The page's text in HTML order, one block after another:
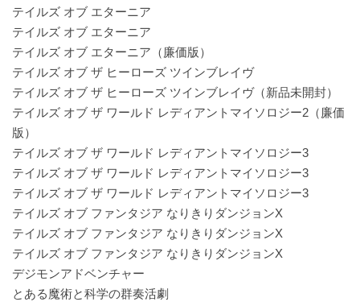
テイルズ オブ エターニア
テイルズ オブ エターニア
テイルズ オブ エターニア（廉価版）
テイルズ オブ ザ ヒーローズ ツインブレイヴ
テイルズ オブ ザ ヒーローズ ツインブレイヴ（新品未開封）
テイルズ オブ ザ ワールド レディアントマイソロジー2（廉価
版）
テイルズ オブ ザ ワールド レディアントマイソロジー3
テイルズ オブ ザ ワールド レディアントマイソロジー3
テイルズ オブ ザ ワールド レディアントマイソロジー3
テイルズ オブ ファンタジア なりきりダンジョンX
テイルズ オブ ファンタジア なりきりダンジョンX
テイルズ オブ ファンタジア なりきりダンジョンX
デジモンアドベンチャー
とある魔術と科学の群奏活劇